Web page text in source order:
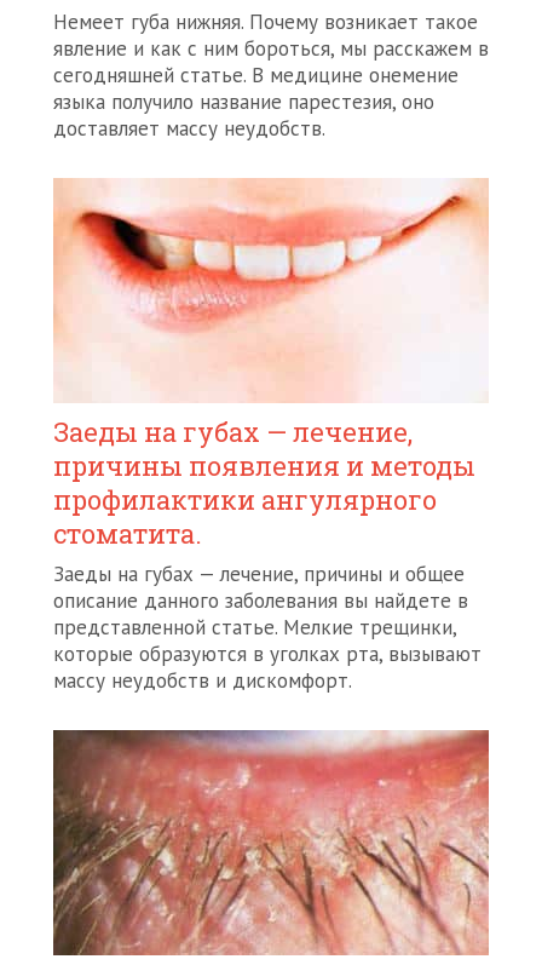
Немеет губа нижняя. Почему возникает такое
явление и как с ним бороться, мы расскажем в
сегодняшней статье. В медицине онемение
языка получило название парестезия, оно
доставляет массу неудобств.
Заеды на губах — лечение,
причины появления и методы
профилактики ангулярного
стоматита.
Заеды на губах — лечение, причины и общее
описание данного заболевания вы найдете в
представленной статье. Мелкие трещинки,
которые образуются в уголках рта, вызывают
массу неудобств и дискомфорт.